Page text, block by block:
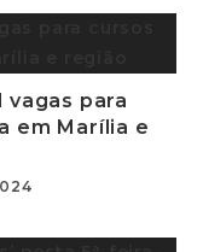
vagas para
em Marília e